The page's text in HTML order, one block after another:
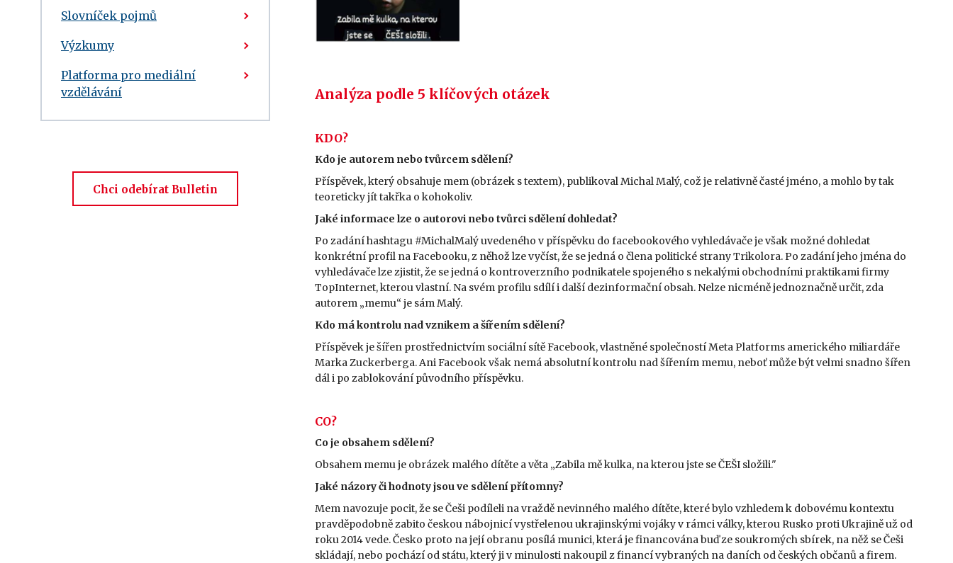
Slovníček pojmů
Výzkumy
Platforma pro mediální
vzdělávání
Analýza podle 5 klíčových otázek
KDO?
Kdo je autorem nebo tvůrcem sdělení?
Příspěvek, který obsahuje mem (obrázek s textem), publikoval Michal Malý, což je relativně časté jméno, a mohlo by tak
teoreticky jít takřka o kohokoliv.
Jaké informace lze o autorovi nebo tvůrci sdělení dohledat?
Po zadání hashtagu #MichalMalý uvedeného v příspěvku do facebookového vyhledávače je však možné dohledat
konkrétní profil na Facebooku, z něhož lze vyčíst, že se jedná o člena politické strany Trikolora. Po zadání jeho jména do
vyhledávače lze zjistit, že se jedná o kontroverzního podnikatele spojeného s nekalými obchodními praktikami firmy
TopInternet, kterou vlastní. Na svém profilu sdílí i další dezinformační obsah. Nelze nicméně jednoznačně určit, zda
autorem „memu“ je sám Malý.
Kdo má kontrolu nad vznikem a šířením sdělení?
Příspěvek je šířen prostřednictvím sociální sítě Facebook, vlastněné společností Meta Platforms amerického miliardáře
Marka Zuckerberga. Ani Facebook však nemá absolutní kontrolu nad šířením memu, neboť může být velmi snadno šířen
dál i po zablokování původního příspěvku.
CO?
Co je obsahem sdělení?
Obsahem memu je obrázek malého dítěte a věta „Zabila mě kulka, na kterou jste se ČEŠI složili."
Jaké názory či hodnoty jsou ve sdělení přítomny?
Mem navozuje pocit, že se Češi podíleli na vraždě nevinného malého dítěte, které bylo vzhledem k dobovému kontextu
pravděpodobně zabito českou nábojnicí vystřelenou ukrajinskými vojáky v rámci války, kterou Rusko proti Ukrajině už od
roku 2014 vede. Česko proto na její obranu posílá munici, která je financována buď ze soukromých sbírek, na něž se Češi
skládají, nebo pochází od státu, který ji v minulosti nakoupil z financí vybraných na daních od českých občanů a firem.
Chci odebírat Bulletin